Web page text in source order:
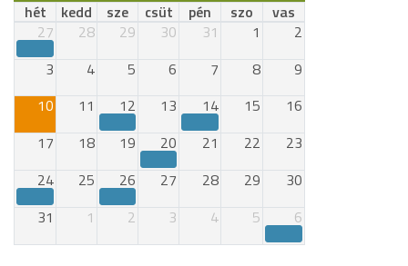
hét kedd sze csüt pén szo
vas
27
28 29 30 31 1
2
3
4 5 6 7 8
9
10
11 12 13 14 15
16
17
18 19 20 21 22
23
24
25 26 27 28 29
30
31
1 2 3 4 5 6